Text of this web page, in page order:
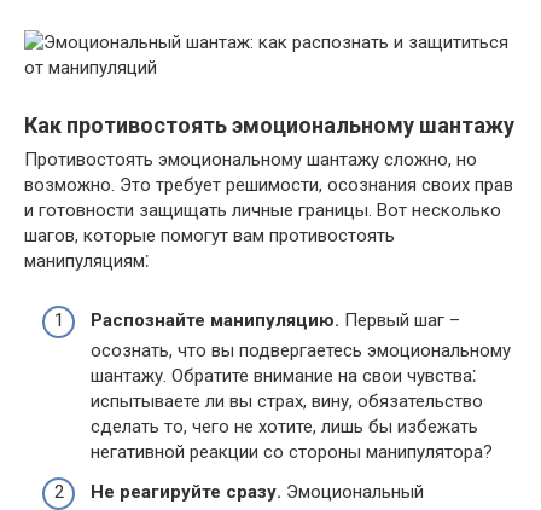
Как противостоять эмоциональному шантажу
Противостоять эмоциональному шантажу сложно, но
возможно.​ Это требует решимости, осознания своих прав
и готовности защищать личные границы.​ Вот несколько
шагов, которые помогут вам противостоять
манипуляциям⁚
Распознайте манипуляцию.​ Первый шаг –
осознать, что вы подвергаетесь эмоциональному
шантажу.​ Обратите внимание на свои чувства⁚
испытываете ли вы страх, вину, обязательство
сделать то, чего не хотите, лишь бы избежать
негативной реакции со стороны манипулятора?​
Не реагируйте сразу.​ Эмоциональный